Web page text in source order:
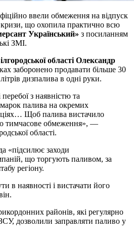
ввели обмеження на відпуск
кризи, що охопила практично всю
Український» з посиланням
ЗМІ.
області Олександр
заборонено продавати більше 30
дизпалива в одні руки.
з наявністю та
палива на окремих
Щоб палива вистачило
тимчасове обмеження», —
області.
«підсилює заходи
що торгують паливом, за
регіону.
в наявності і вистачати його
районів, які регулярно
дозволили заправляти паливо у